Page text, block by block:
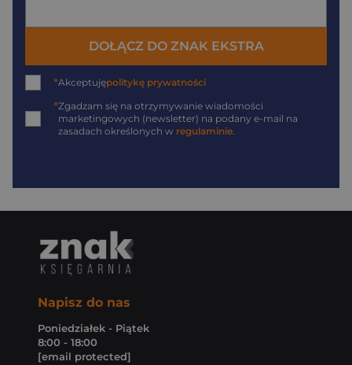
DOŁĄCZ DO ZNAK EKSTRA
*Akceptujępolitykę prywatności
*Zgadzam się na otrzymywanie wiadomości
marketingowych (newsletter) na podany e-mail na
zasadach określonych w regulaminie.
Napisz do nas
Poniedziałek - Piątek
8:00 - 18:00
[email protected]